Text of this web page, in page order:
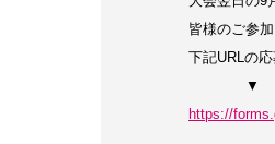
皆様のご参
下記URLの
▼ ▼
https://